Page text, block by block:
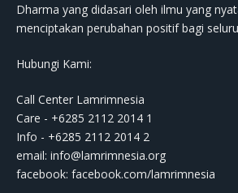
Dharma yang didasari oleh ilmu yang
menciptakan perubahan positif bagi
Hubungi Kami:
Call Center Lamrimnesia
Care - +6285 2112 2014 1
Info - +6285 2112 2014 2
email: info@lamrimnesia.org
facebook: facebook.com/lamrimnesia